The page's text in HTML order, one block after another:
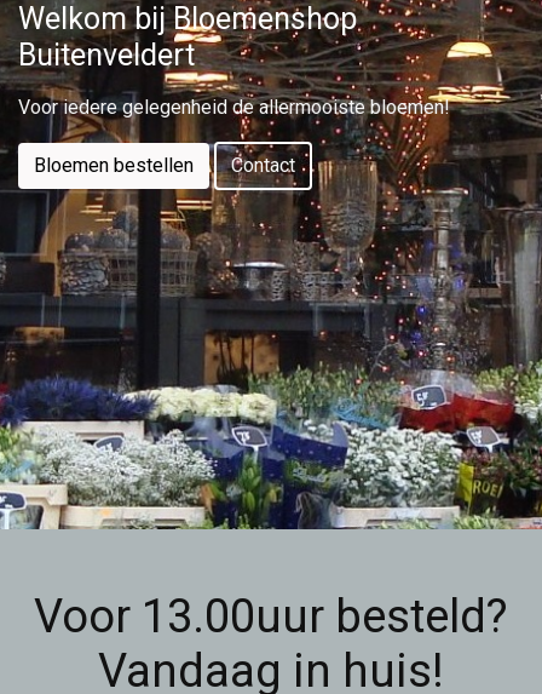
Welkom bij Bloemenshop
Buitenveldert
Voor iedere gelegenheid de allermooiste bloemen!
Bloemen bestellen Contact
Voor 13.00uur besteld?
Vandaag in huis!